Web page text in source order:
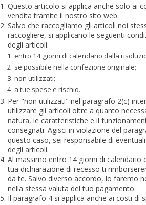
Questo articolo si applica anche solo ai
vendita tramite il nostro sito web.
Salvo che raccogliamo gli articoli noi
raccogliere, si applicano le seguenti
degli articoli:
entro 14 giorni di calendario dalla
se possibile nella confezione originale;
non utilizzati;
a tue spese e rischio.
Per "non utilizzati" nel paragrafo 2(c)
utilizzare gli articoli oltre a quanto
natura, le caratteristiche e il
consegnati. Agisci in violazione del
questo caso, sei responsabile di
degli articoli.
Al massimo entro 14 giorni di calendario
tua dichiarazione di recesso ti
da te. Salvo diverso accordo, lo faremo
nella stessa valuta del tuo pagamento.
Il paragrafo 4 si applica anche ai costi di